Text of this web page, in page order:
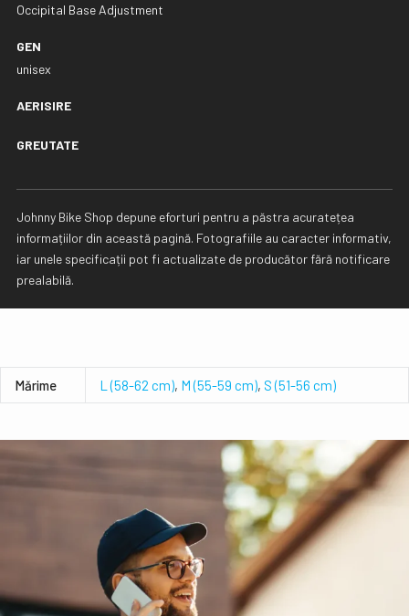
Occipital Base Adjustment
GEN
unisex
AERISIRE
GREUTATE
Johnny Bike Shop depune eforturi pentru a păstra acuratețea
informațiilor din această pagină. Fotografiile au caracter informativ,
iar unele specificații pot fi actualizate de producător fără notificare
prealabilă.
Mǎrime L (58-62 cm), M (55-59 cm), S (51-56 cm)